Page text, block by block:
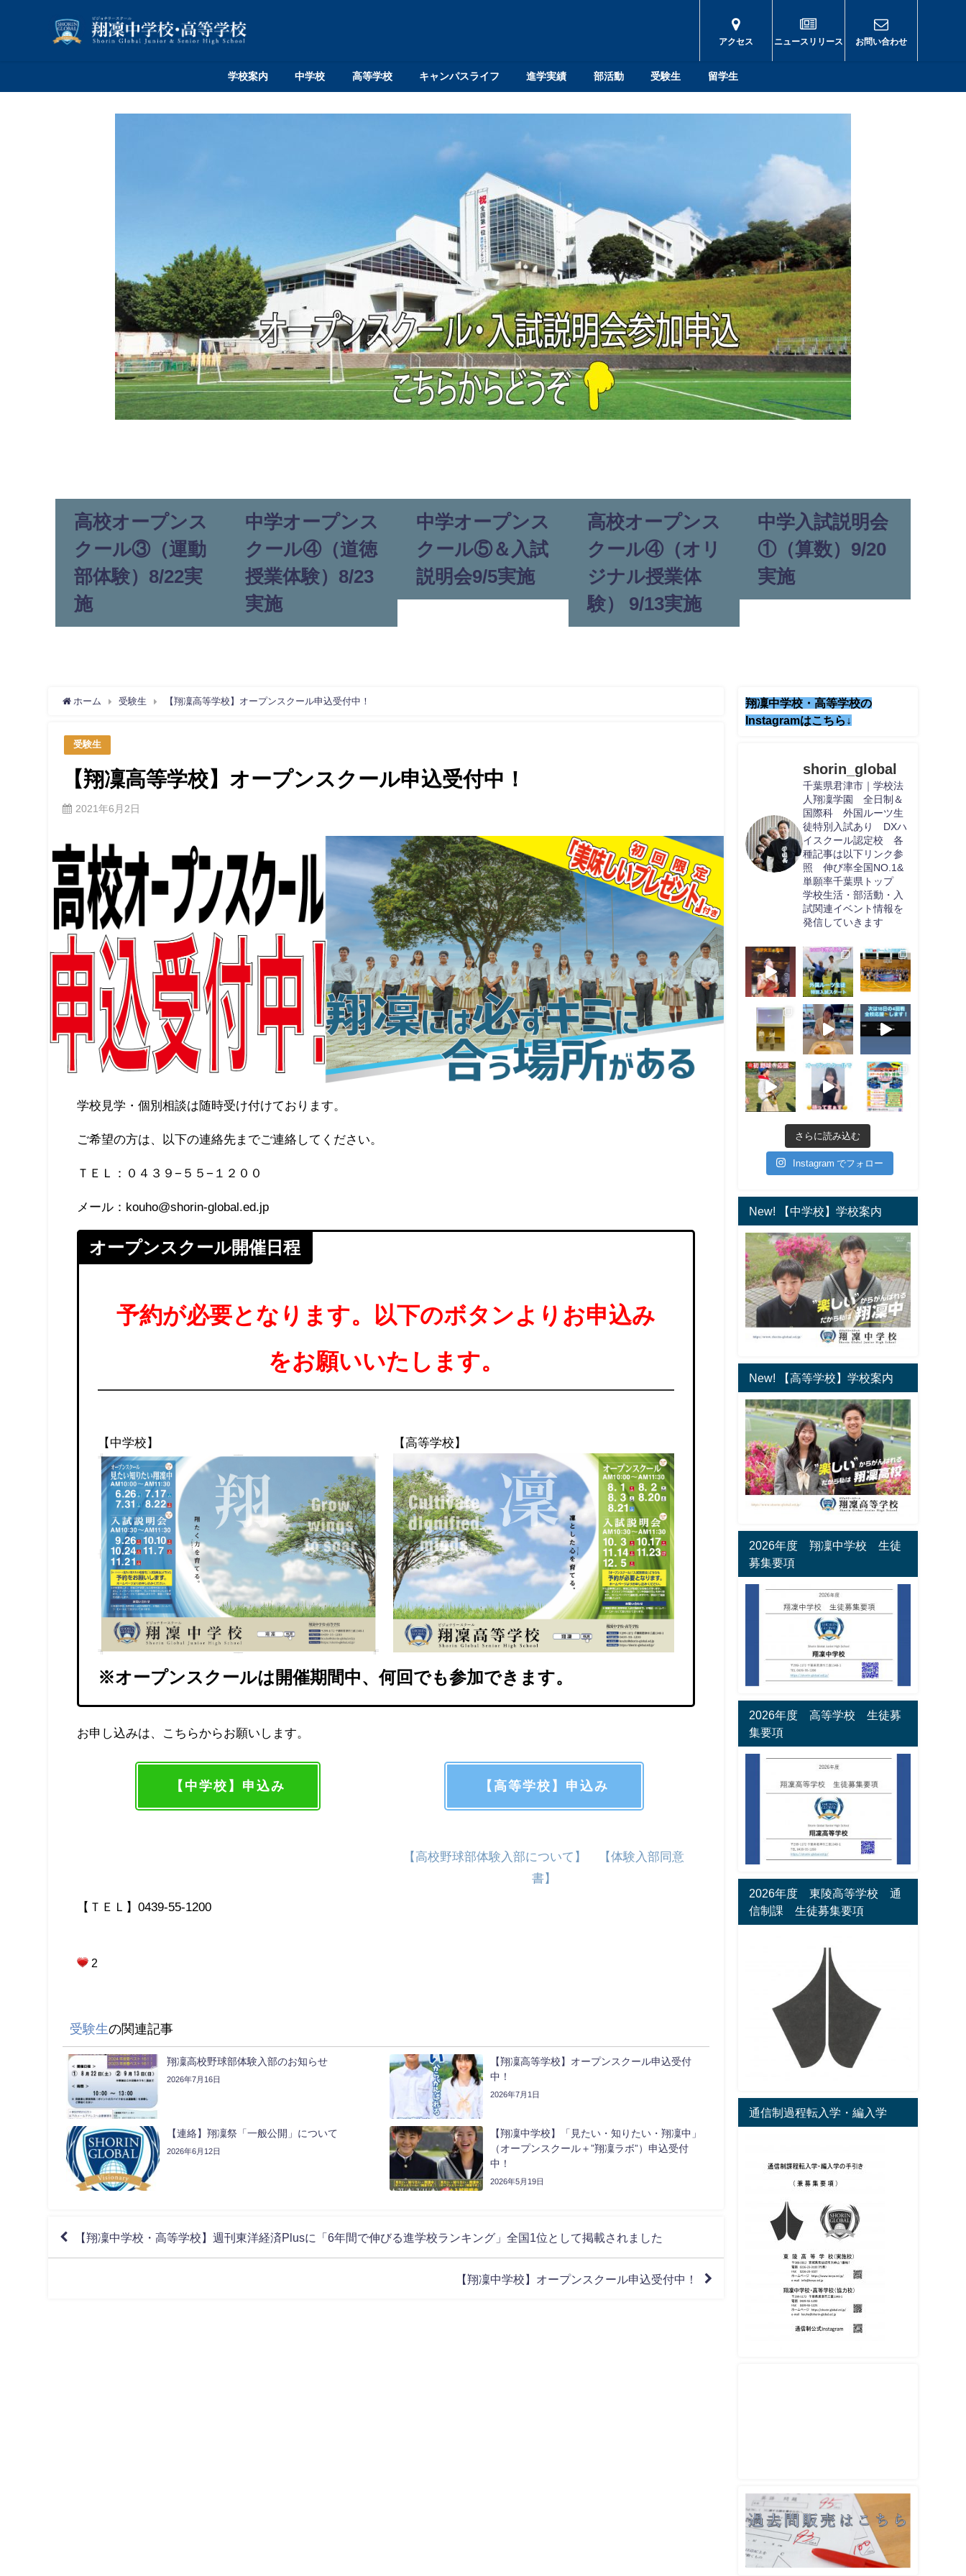
アクセス ニュースリリース お問い合わせ
学校案内 中学校 高等学校 キャンパスライフ 進学実績 部活動 受験生 留学生
高校オープンス
クール③（運動
部体験）8/22実
施
中学オープンス
クール④（道徳
授業体験）8/23
実施
中学オープンス
クール⑤＆入試
説明会9/5実施
高校オープンス
クール④（オリ
ジナル授業体
験） 9/13実施
中学入試説明会
①（算数）9/20
実施
ホーム 受験生 【翔凜高等学校】オープンスクール申込受付中！
受験生
【翔凜高等学校】オープンスクール申込受付中！
2021年6月2日
学校見学・個別相談は随時受け付けております。
ご希望の方は、以下の連絡先までご連絡してください。
ＴＥＬ：０４３９−５５−１２００
メール：kouho@shorin-global.ed.jp
オープンスクール開催日程
予約が必要となります。以下のボタンよりお申込み
をお願いいたします。
【中学校】 【高等学校】
※オープンスクールは開催期間中、何回でも参加できます。
お申し込みは、こちらからお願いします。
【中学校】申込み 【高等学校】申込み
【高校野球部体験入部について】
【体験入部同意
書】
【ＴＥＬ】0439-55-1200
2
受験生の関連記事
翔凜高校野球部体験入部のお知らせ
2026年7月16日
【翔凜高等学校】オープンスクール申込受付
中！
2026年7月1日
【連絡】翔凜祭「一般公開」について
2026年6月12日
【翔凜中学校】「見たい・知りたい・翔凜中」
（オープンスクール＋”翔凜ラボ”）申込受付
中！
2026年5月19日
【翔凜中学校・高等学校】週刊東洋経済Plusに「6年間で伸びる進学校ランキング」全国1位として掲載されました
【翔凜中学校】オープンスクール申込受付中！
翔凜中学校・高等学校の
Instagramはこちら↓
shorin_global
千葉県君津市｜学校法
人翔凜学園 全日制＆
国際科 外国ルーツ生
徒特別入試あり DXハ
イスクール認定校 各
種記事は以下リンク参
照 伸び率全国NO.1&
単願率千葉県トップ
学校生活・部活動・入
試関連イベント情報を
発信していきます
さらに読み込む
Instagram でフォロー
New! 【中学校】学校案内
New! 【高等学校】学校案内
2026年度 翔凜中学校 生徒
募集要項
2026年度 高等学校 生徒募
集要項
2026年度 東陵高等学校 通
信制課 生徒募集要項
通信制過程転入学・編入学